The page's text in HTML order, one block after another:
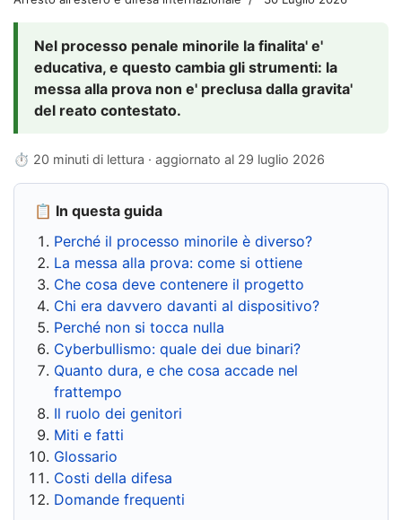
Nel processo penale minorile la finalita' e'
educativa, e questo cambia gli strumenti: la
messa alla prova non e' preclusa dalla gravita'
del reato contestato.
⏱ 20 minuti di lettura · aggiornato al 29 luglio 2026
📋 In questa guida
Perché il processo minorile è diverso?
La messa alla prova: come si ottiene
Che cosa deve contenere il progetto
Chi era davvero davanti al dispositivo?
Perché non si tocca nulla
Cyberbullismo: quale dei due binari?
Quanto dura, e che cosa accade nel
frattempo
Il ruolo dei genitori
Miti e fatti
Glossario
Costi della difesa
Domande frequenti